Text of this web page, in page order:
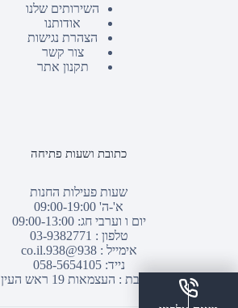
השירותים שלנו
אודותנו
הצהרת נגישות
צור קשר
תקנון אתר
כתובת ושעות פתיחה
שעות פעילות החנות
א'-ה' 09:00-19:00
יום ו וערבי חג: 09:00-13:00
טלפון : 03-9382771
אימייל :938@938.co.il
נייד: 058-5654105
כתובת : העצמאות 19 ראש העין